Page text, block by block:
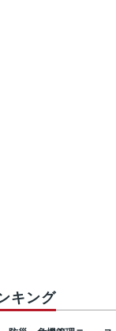
キング